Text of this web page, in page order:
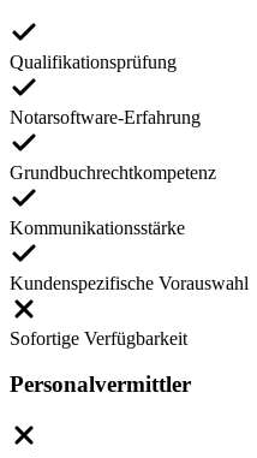
Qualifikationsprüfung
Notarsoftware-Erfahrung
Grundbuchrechtkompetenz
Kommunikationsstärke
Kundenspezifische Vorauswahl
Sofortige Verfügbarkeit
Personalvermittler